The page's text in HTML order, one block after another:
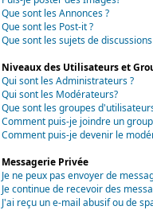
Que sont les Annonces ?
Que sont les Post-it ?
Que sont les sujets de
Niveaux des Utilisateurs et
Qui sont les Administrateurs ?
Qui sont les Modérateurs?
Que sont les groupes
Comment puis-je joindre un
Comment puis-je devenir le
Messagerie Privée
Je ne peux pas envoyer de
Je continue de recevoir des
J'ai reçu un e-mail abusif ou de